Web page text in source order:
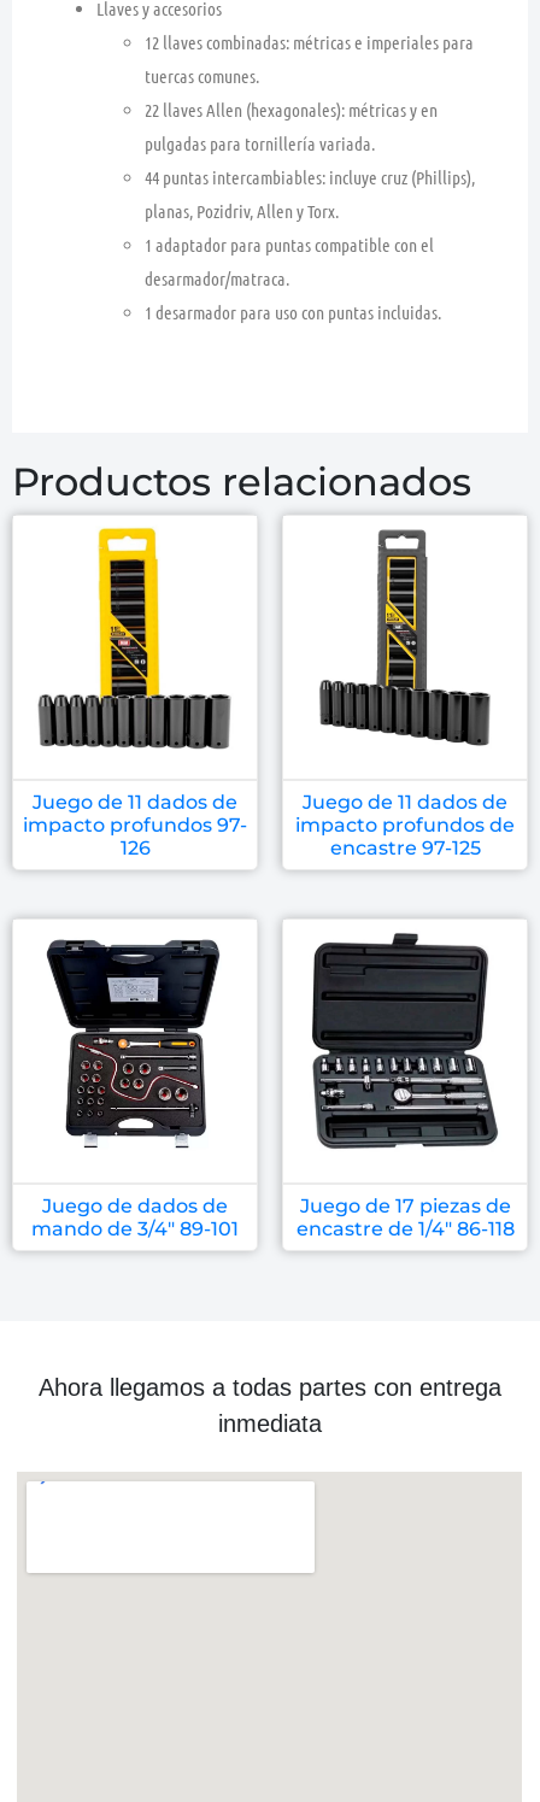
Llaves y accesorios
12 llaves combinadas: métricas e imperiales para
tuercas comunes.
22 llaves Allen (hexagonales): métricas y en
pulgadas para tornillería variada.
44 puntas intercambiables: incluye cruz (Phillips),
planas, Pozidriv, Allen y Torx.
1 adaptador para puntascompatible con el
desarmador/matraca.
1 desarmador para uso con puntas incluidas.
Productos relacionados
Juego de 11 dados de
impacto profundos 97-
126
Juego de 11 dados de
impacto profundos de
encastre 97-125
Juego de dados de
mando de 3/4″ 89-101
Juego de 17 piezas de
encastre de 1/4″ 86-118
Ahora llegamos a todas partes con entrega
inmediata